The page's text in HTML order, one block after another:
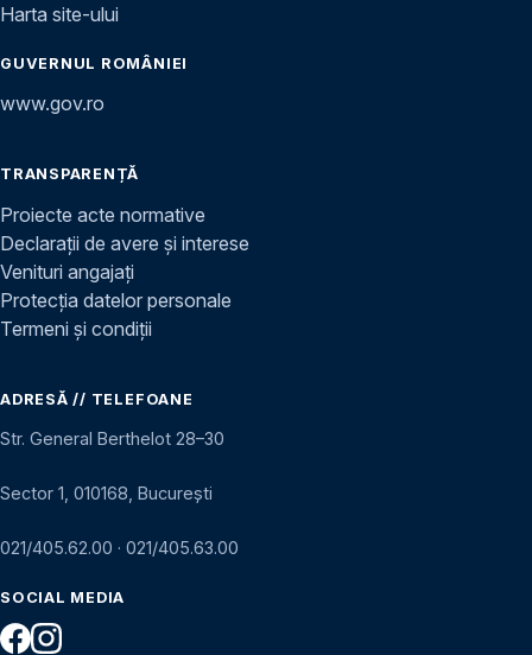
Harta site-ului
GUVERNUL ROMÂNIEI
www.gov.ro
TRANSPARENȚĂ
Proiecte acte normative
Declarații de avere și interese
Venituri angajați
Protecția datelor personale
Termeni și condiții
ADRESĂ // TELEFOANE
Str. General Berthelot 28–30
Sector 1, 010168, București
021/405.62.00 · 021/405.63.00
SOCIAL MEDIA